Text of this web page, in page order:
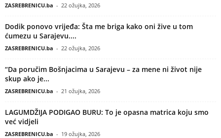
ZASREBRENICU.ba - 22 ožujka, 2026
Dodik ponovo vrijeđa: Šta me briga kako oni žive u tom
ćumezu u Sarajevu....
ZASREBRENICU.ba - 22 ožujka, 2026
“Da poručim Bošnjacima u Sarajevu – za mene ni život nije
skup ako je...
ZASREBRENICU.ba - 21 ožujka, 2026
LAGUMDŽIJA PODIGAO BURU: To je opasna matrica koju smo
već vidjeli
ZASREBRENICU.ba - 19 ožujka, 2026